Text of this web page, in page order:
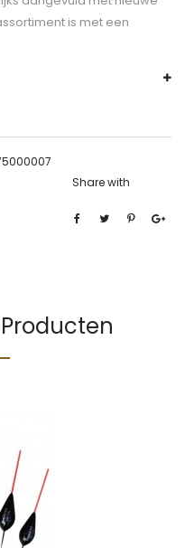
is met een
Share with